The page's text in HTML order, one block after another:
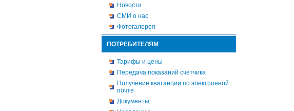
Новости
СМИ о нас
Фотогалерея
ПОТРЕБИТЕЛЯМ
Тарифы и цены
Передача показаний счетчика
Получение квитанции по электронной
почте
Документы